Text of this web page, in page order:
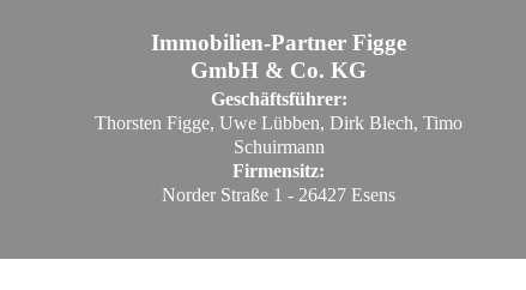
Immobilien-Partner Figge
GmbH & Co. KG
Geschäftsführer:
Thorsten Figge, Uwe Lübben, Dirk Blech, Timo
Schuirmann
Firmensitz:
Norder Straße 1 - 26427 Esens